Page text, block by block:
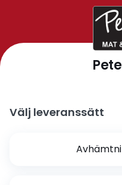
Välj leveranssätt